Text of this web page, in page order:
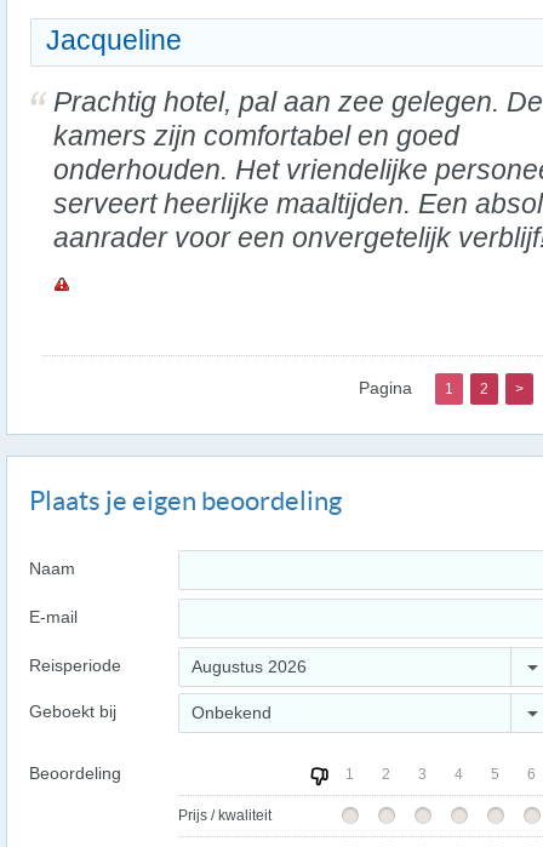
Jacqueline
Prachtig hotel, pal aan zee gelegen. De
kamers zijn comfortabel en goed
onderhouden. Het vriendelijke
serveert heerlijke maaltijden. Een
aanrader voor een onvergetelijk
Pagina 1 2 >
Plaats je eigen beoordeling
Naam
E-mail
Reisperiode Augustus 2026
Geboekt bij Onbekend
Beoordeling 1 2 3 4 5 6
Prijs / kwaliteit